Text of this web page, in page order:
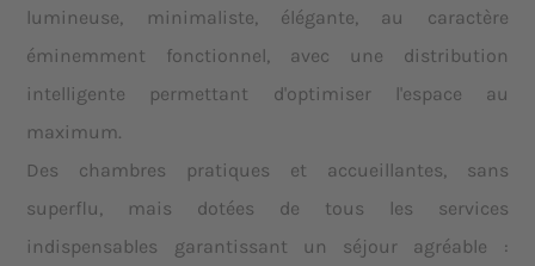
lumineuse, minimaliste, élégante, au caractère
éminemment fonctionnel, avec une distribution
intelligente permettant d'optimiser l'espace au
maximum.
Des chambres pratiques et accueillantes, sans
superflu, mais dotées de tous les services
indispensables garantissant un séjour agréable :